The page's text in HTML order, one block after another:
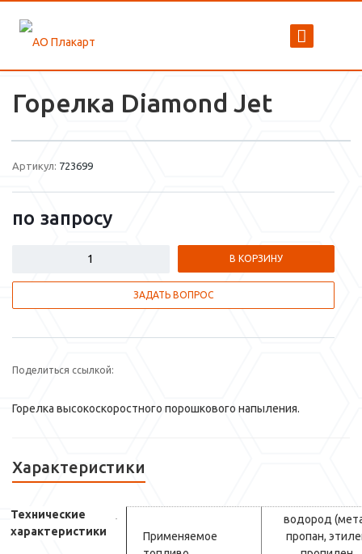
Горелка Diamond Jet
Артикул: 723699
по запросу
В КОРЗИНУ
ЗАДАТЬ ВОПРОС
Поделиться ссылкой:
Горелка высокоскоростного порошкового напыления.
Характеристики
Технические
характеристики
Применяемое
водород
пропан,